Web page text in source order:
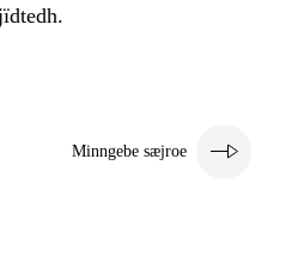
Minngebe sæjroe